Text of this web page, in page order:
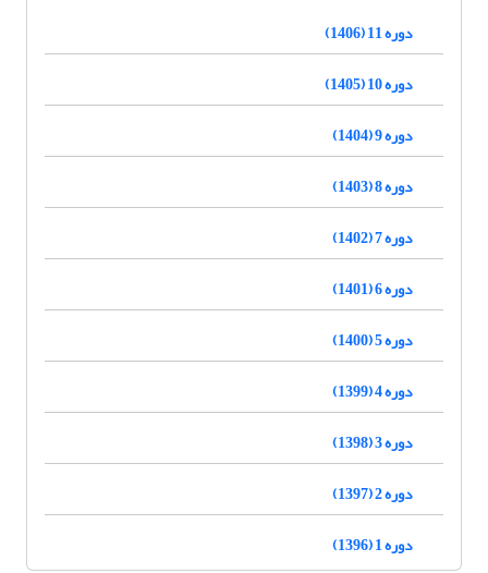
دوره 11 (1406)
دوره 10 (1405)
دوره 9 (1404)
دوره 8 (1403)
دوره 7 (1402)
دوره 6 (1401)
دوره 5 (1400)
دوره 4 (1399)
دوره 3 (1398)
دوره 2 (1397)
دوره 1 (1396)